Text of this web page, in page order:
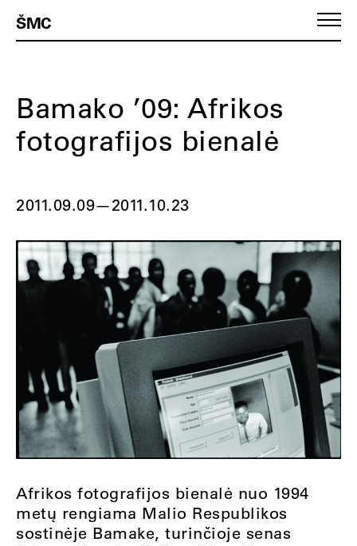
ŠMC
Bamako ’09: Afrikos
fotografijos bienalė
2011.09.09—2011.10.23
Afrikos fotografijos bienalė nuo 1994
metų rengiama Malio Respublikos
sostinėje Bamake, turinčioje senas